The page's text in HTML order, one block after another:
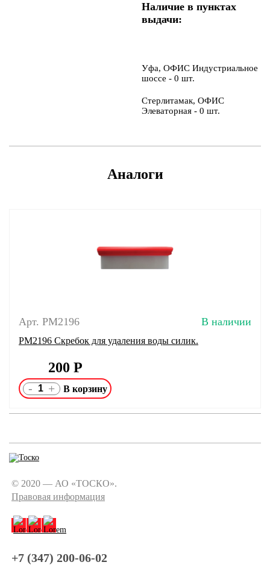
Наличие в пунктах
выдачи:
Уфа, ОФИС Индустриальное
шоссе - 0 шт.
Стерлитамак, ОФИС
Элеваторная - 0 шт.
Аналоги
Арт. PM2196 В наличии
PM2196 Скребок для удаления воды силик.
200 Р
- +
© 2020 — АО «ТОСКО».
Правовая информация
+7 (347) 200-06-02